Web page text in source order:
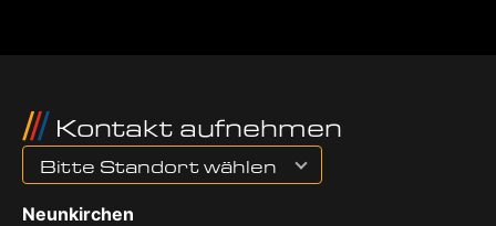
Kontakt aufnehmen
Bitte Standort wählen
Neunkirchen